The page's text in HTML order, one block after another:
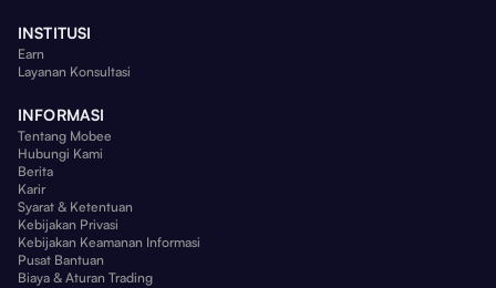
INSTITUSI
Earn
Layanan Konsultasi
INFORMASI
Tentang Mobee
Hubungi Kami
Berita
Karir
Syarat & Ketentuan
Kebijakan Privasi
Kebijakan Keamanan Informasi
Pusat Bantuan
Biaya & Aturan Trading